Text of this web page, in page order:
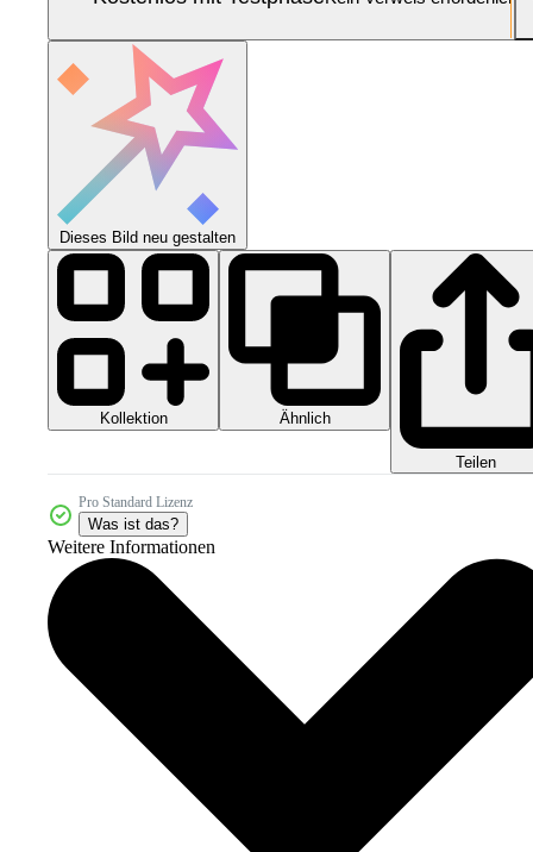
Dieses Bild neu gestalten
Kollektion Ähnlich
Teilen
Pro Standard Lizenz
Was ist das?
Weitere Informationen